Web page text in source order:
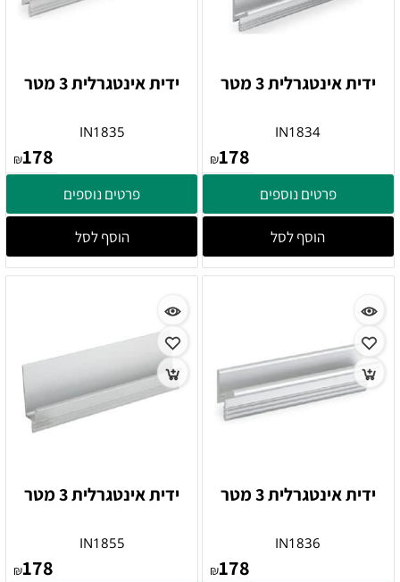
ידית אינטגרלית 3 מטר
IN1834
₪178
פרטים נוספים
הוסף לסל
ידית אינטגרלית 3 מטר
IN1835
₪178
פרטים נוספים
הוסף לסל
ידית אינטגרלית 3 מטר
IN1836
₪178
ידית אינטגרלית 3 מטר
IN1855
₪178